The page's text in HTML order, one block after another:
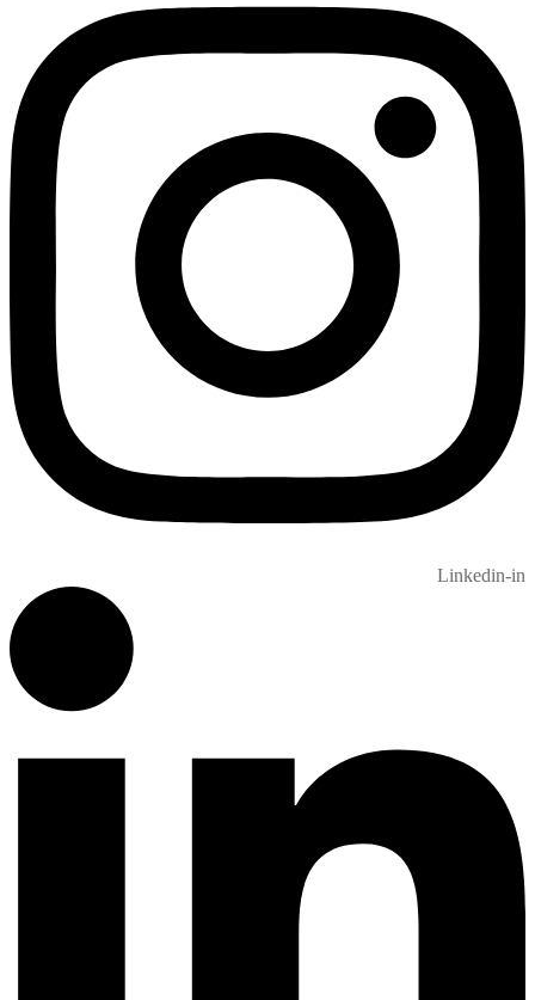
Linkedin-in